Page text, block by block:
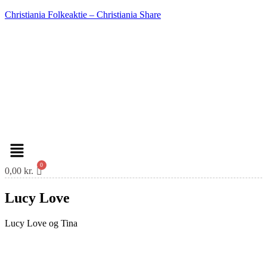
Christiania Folkeaktie – Christiania Share
Menu
0,00 kr.
Lucy Love
Lucy Love og Tina